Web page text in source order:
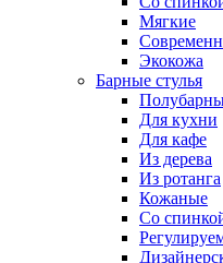
Мягкие
Экокожа
Барные стулья
Для кухни
Для кафе
Из дерева
Из ротанга
Кожаные
Со